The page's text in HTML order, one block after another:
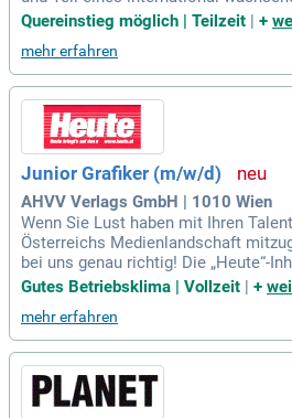
Quereinstieg möglich | Teilzeit | +
mehr erfahren
Junior Grafiker (m/w/d)
AHVV Verlags GmbH | 1010 Wien
Wenn Sie Lust haben mit Ihren
Österreichs Medienlandschaft
bei uns genau richtig! Die „Heute“-
Gutes Betriebsklima | Vollzeit | +
mehr erfahren